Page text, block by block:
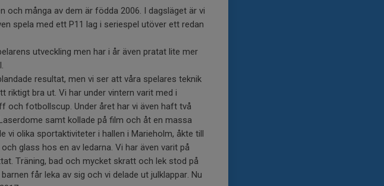
och många av dem är födda 2006. I dagsläget är vi
spela med ett P11 lag i seriespel utöver ett redan
utveckling men har i år även pratat lite mer
resultat, men vi ser att våra spelares teknik
bra ut. Vi har under vintern varit med i
och fotbollscup. Under året har vi även haft två
samt kollade på film och åt en massa
vi olika sportaktiviteter i hallen i Marieholm, åkte till
glass hos en av ledarna. Vi har även varit på
Träning, bad och mycket skratt och lek stod på
får leka av sig och vi delade ut julklappar. Nu